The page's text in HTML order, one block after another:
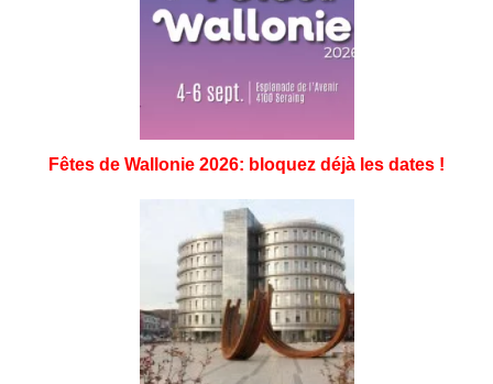
Fêtes de Wallonie 2026: bloquez déjà les dates !